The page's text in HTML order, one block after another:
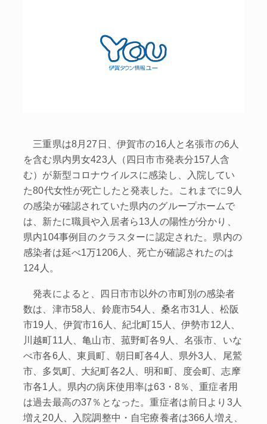
三重県は8月27日、伊賀市の16人と名張市の6人
を含む県内男女423人（四日市市発表分157人含
む）が新型コロナウイルスに感染し、入院してい
た80代女性が死亡したと発表した。これまでに9人
の感染が確認されていた県内のグループホームで
は、新たに職員や入居者ら13人の陽性が分かり、
県内104事例目のクラスターに認定された。県内の
感染者は延べ1万1206人、死亡が確認されたのは
124人。
発表によると、四日市市以外の市町別の感染者
数は、津市58人、鈴鹿市54人、桑名市31人、松阪
市19人、伊賀市16人、紀北町15人、伊勢市12人、
川越町11人、亀山市、菰野町各9人、名張市、いな
べ市各6人、東員町、朝日町各4人、県外3人、尾鷲
市、多気町、大紀町各2人、明和町、度会町、志摩
市各1人。県内の病床使用率は63・8％、重症者用
は過去最高の37％となった。重症者は前日より3人
増え20人、入院調整中・自宅療養者は366人増え、